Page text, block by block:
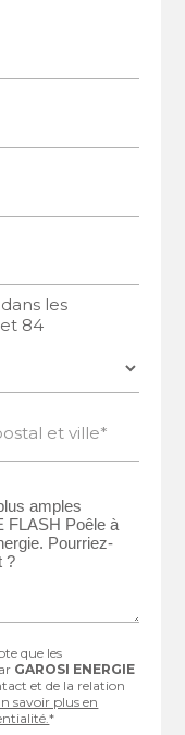
les
84
et ville*
que les
GAROSI ENERGIE
et de la relation
savoir plus en
*